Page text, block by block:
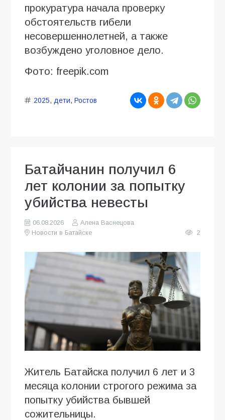
прокуратура начала проверку
обстоятельств гибели
несовершеннолетней, а также
возбуждено уголовное дело.
Фото: freepik.com
2025, дети, Ростов
Батайчанин получил 6
лет колонии за попытку
убийства невесты
06.08.2026
Алена Васнецова
Новости в Батайске
2
Житель Батайска получил 6 лет и 3
месяца колонии строгого режима за
попытку убийства бывшей
сожительницы.